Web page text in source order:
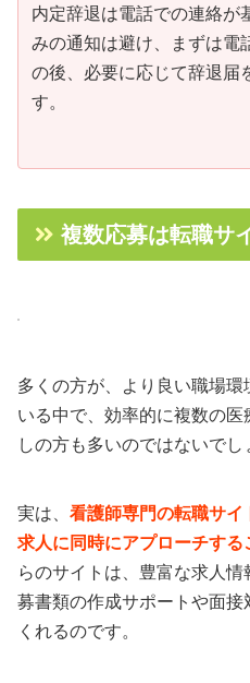
内定辞退は電話での連絡が
みの通知は避け、まずは電
の後、必要に応じて辞退届
す。
複数応募は転職サ
多くの方が、より良い職場
いる中で、効率的に複数の
しの方も多いのではないでし
実は、 看護師専門の転職サ
求人に同時にアプローチす
らのサイトは、豊富な求人
募書類の作成サポートや面
くれるのです。